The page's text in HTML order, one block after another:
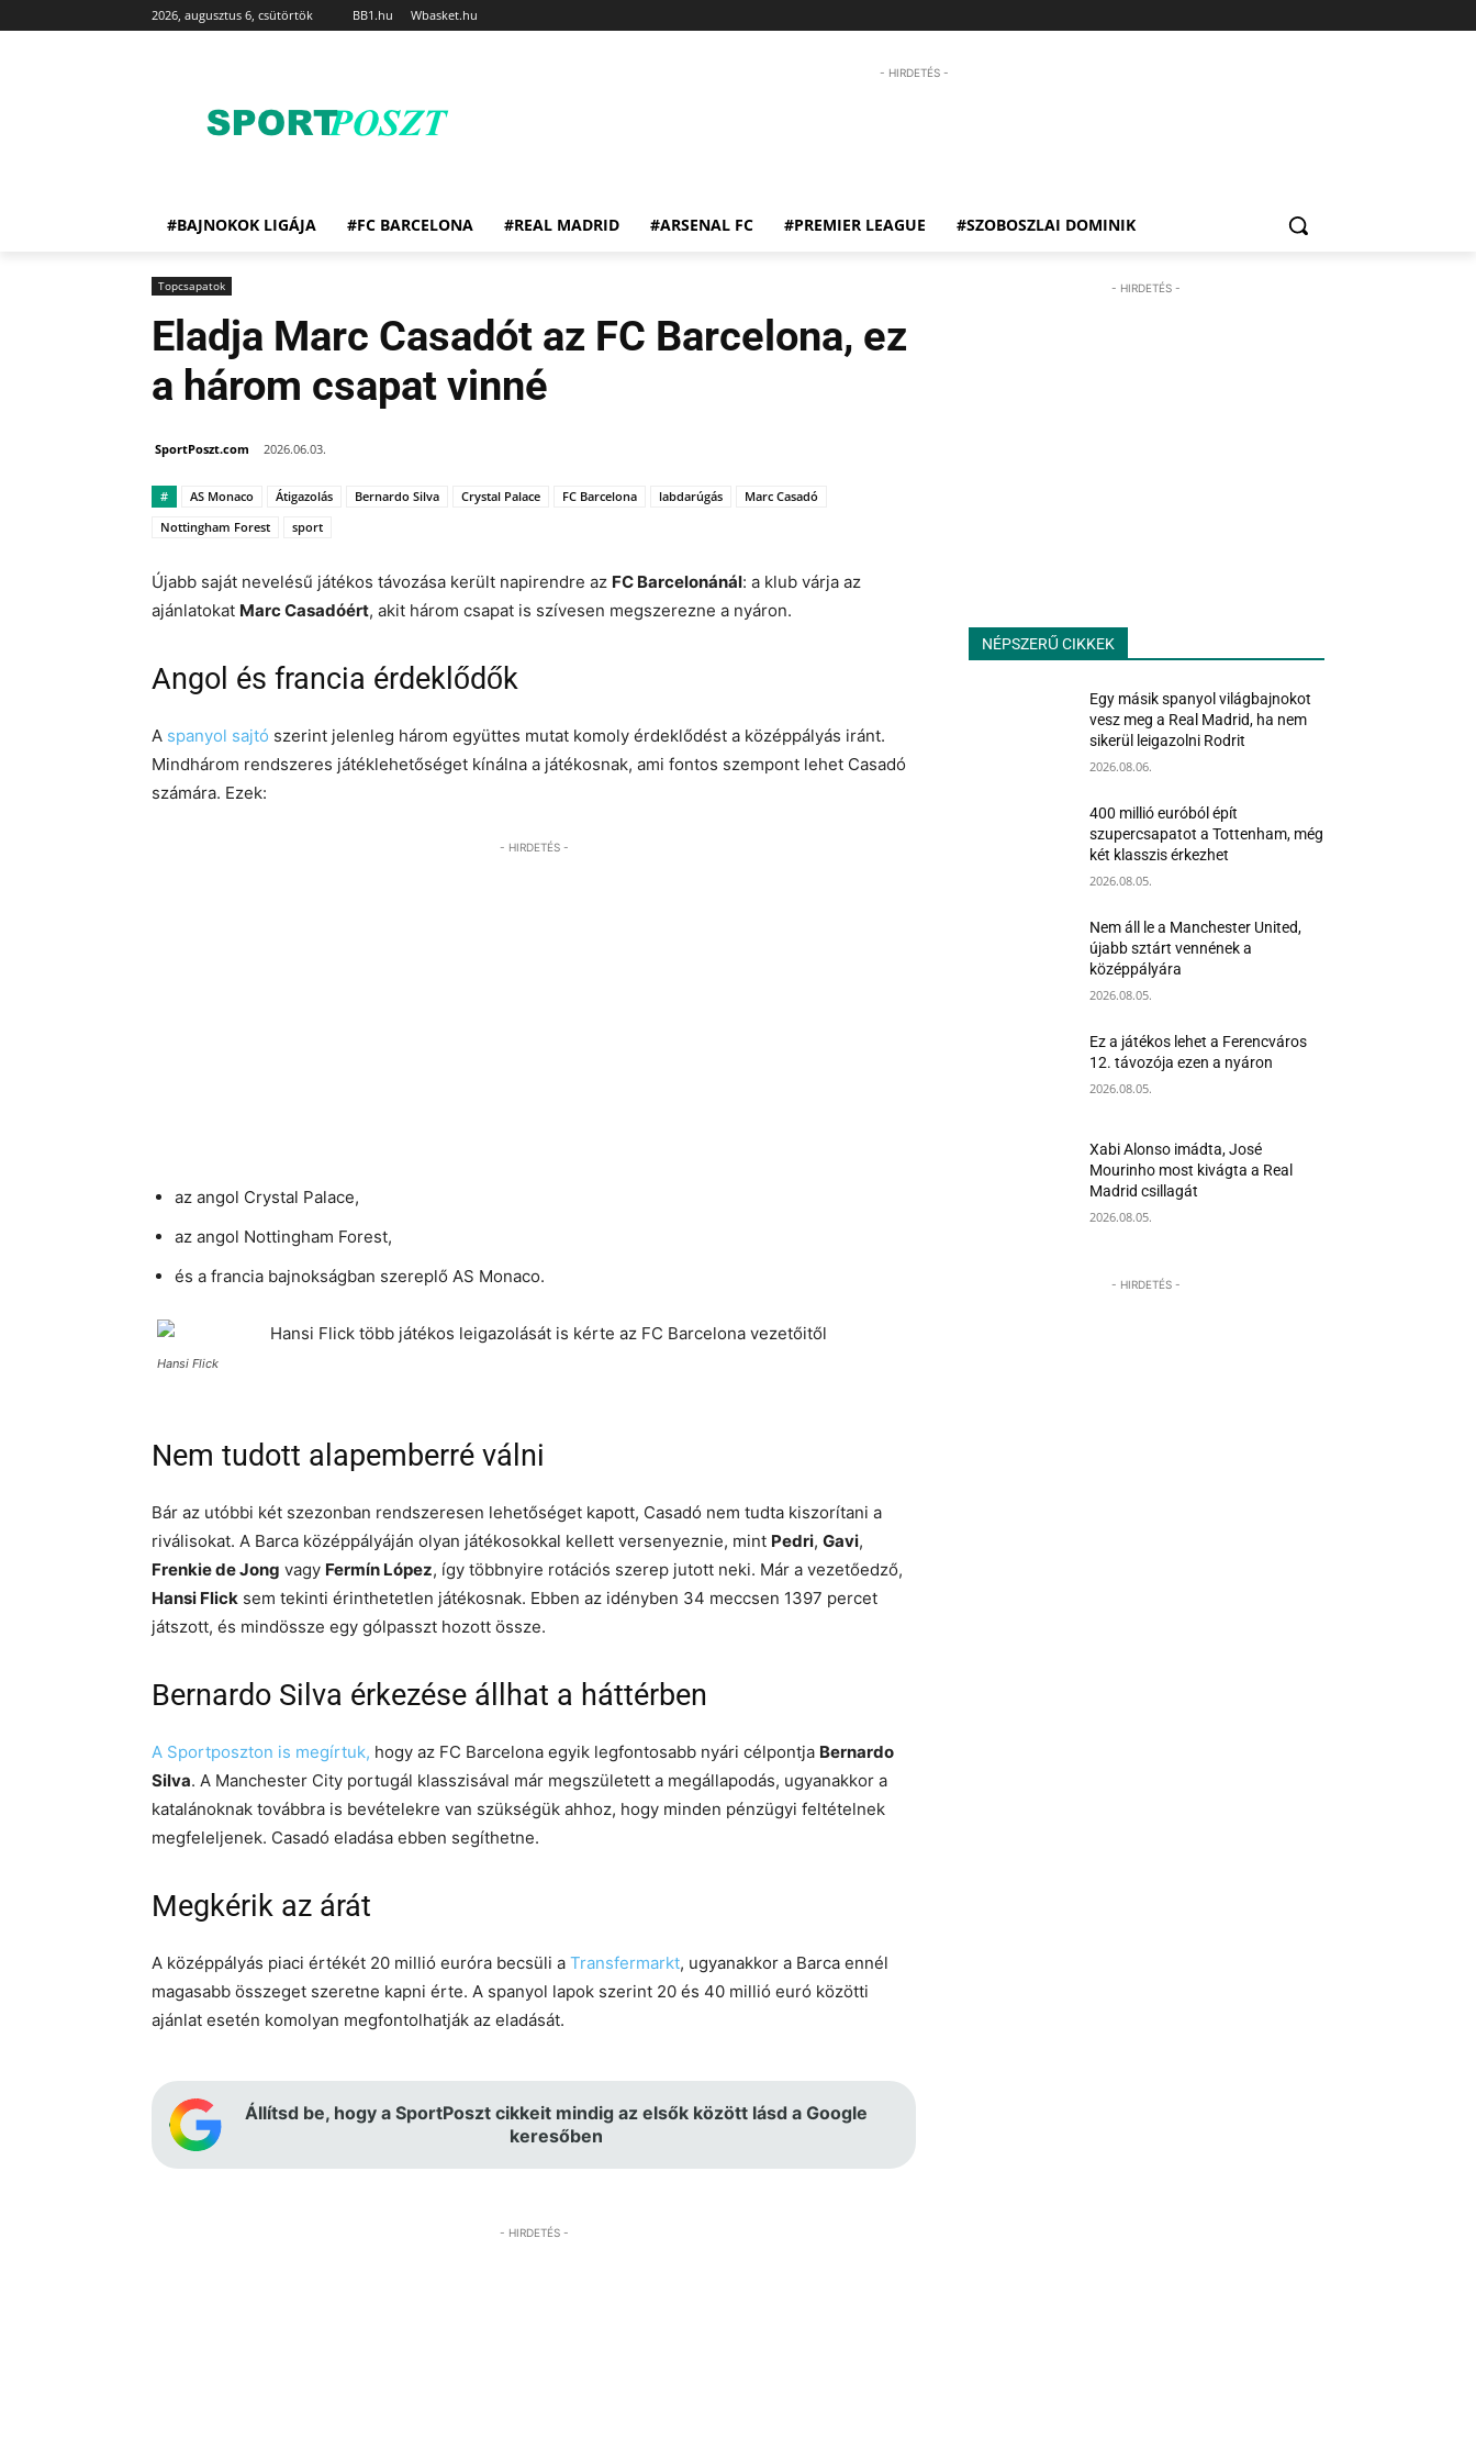
2026, augusztus 6, csütörtök BB1.hu Wbasket.hu
- HIRDETÉS -
#BAJNOKOK LIGÁJA #FC BARCELONA #REAL MADRID #ARSENAL FC #PREMIER LEAGUE #SZOBOSZLAI DOMINIK
Topcsapatok
Eladja Marc Casadót az FC Barcelona, ez
a három csapat vinné
SportPoszt.com 2026.06.03.
# AS Monaco Átigazolás Bernardo Silva Crystal Palace FC Barcelona labdarúgás
Marc Casadó
Nottingham Forest
sport
Újabb saját nevelésű játékos távozása került napirendre az FC Barcelonánál: a klub várja az
ajánlatokat Marc Casadóért, akit három csapat is szívesen megszerezne a nyáron.
Angol és francia érdeklődők
A spanyol sajtó szerint jelenleg három együttes mutat komoly érdeklődést a középpályás iránt.
Mindhárom rendszeres játéklehetőséget kínálna a játékosnak, ami fontos szempont lehet Casadó
számára. Ezek:
- HIRDETÉS -
az angol Crystal Palace,
az angol Nottingham Forest,
és a francia bajnokságban szereplő AS Monaco.
Hansi Flick
Nem tudott alapemberré válni
Bár az utóbbi két szezonban rendszeresen lehetőséget kapott, Casadó nem tudta kiszorítani a
riválisokat. A Barca középpályáján olyan játékosokkal kellett versenyeznie, mint Pedri, Gavi,
Frenkie de Jong vagy Fermín López, így többnyire rotációs szerep jutott neki. Már a vezetőedző,
Hansi Flick sem tekinti érinthetetlen játékosnak. Ebben az idényben 34 meccsen 1397 percet
játszott, és mindössze egy gólpasszt hozott össze.
Bernardo Silva érkezése állhat a háttérben
A Sportposzton is megírtuk, hogy az FC Barcelona egyik legfontosabb nyári célpontja Bernardo
Silva. A Manchester City portugál klasszisával már megszületett a megállapodás, ugyanakkor a
katalánoknak továbbra is bevételekre van szükségük ahhoz, hogy minden pénzügyi feltételnek
megfeleljenek. Casadó eladása ebben segíthetne.
Megkérik az árát
A középpályás piaci értékét 20 millió euróra becsüli a Transfermarkt, ugyanakkor a Barca ennél
magasabb összeget szeretne kapni érte. A spanyol lapok szerint 20 és 40 millió euró közötti
ajánlat esetén komolyan megfontolhatják az eladását.
Állítsd be, hogy a SportPoszt cikkeit mindig az elsők között lásd a Google
keresőben
- HIRDETÉS -
- HIRDETÉS -
NÉPSZERŰ CIKKEK
Egy másik spanyol világbajnokot
vesz meg a Real Madrid, ha nem
sikerül leigazolni Rodrit
2026.08.06.
400 millió euróból épít
szupercsapatot a Tottenham, még
két klasszis érkezhet
2026.08.05.
Nem áll le a Manchester United,
újabb sztárt vennének a
középpályára
2026.08.05.
Ez a játékos lehet a Ferencváros
12. távozója ezen a nyáron
2026.08.05.
Xabi Alonso imádta, José
Mourinho most kivágta a Real
Madrid csillagát
2026.08.05.
- HIRDETÉS -